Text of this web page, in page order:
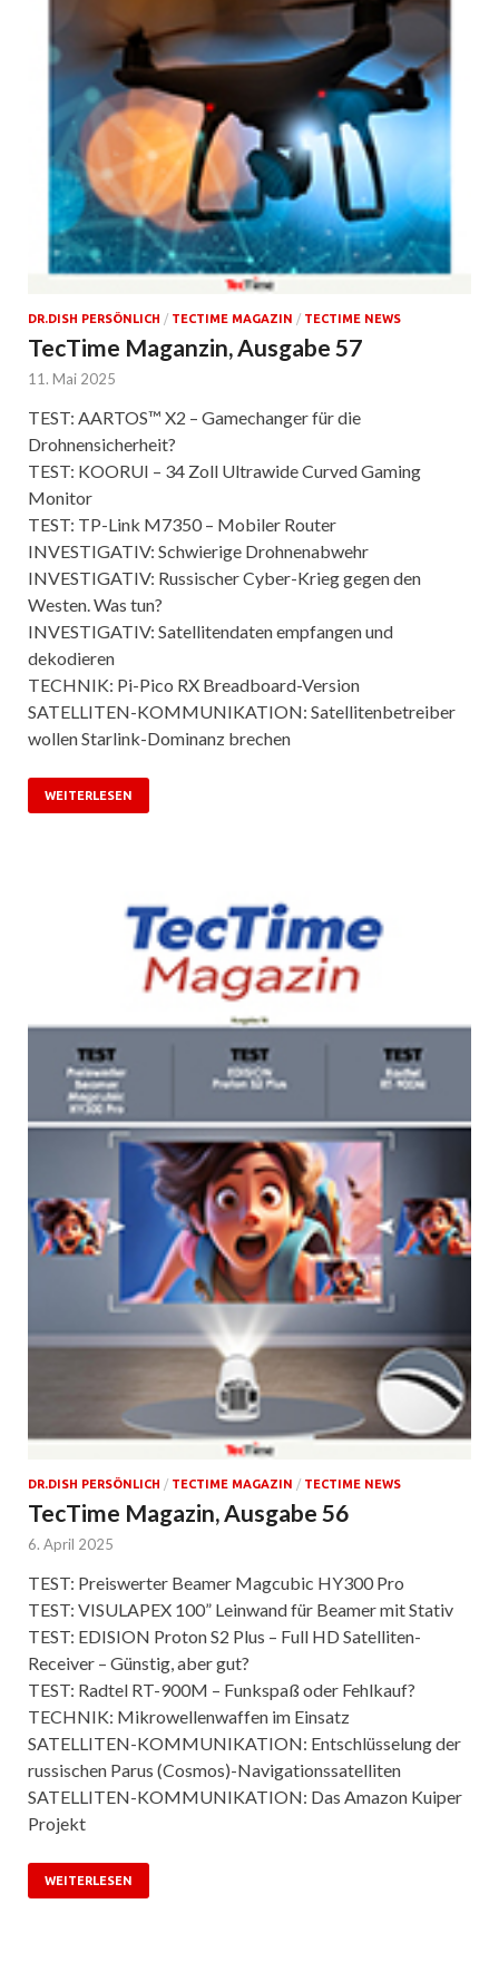
DR.DISH PERSÖNLICH / TECTIME MAGAZIN / TECTIME NEWS
TecTime Maganzin, Ausgabe 57
11. Mai 2025
TEST: AARTOS™ X2 – Gamechanger für die
Drohnensicherheit?
TEST: KOORUI – 34 Zoll Ultrawide Curved Gaming
Monitor
TEST: TP-Link M7350 – Mobiler Router
INVESTIGATIV: Schwierige Drohnenabwehr
INVESTIGATIV: Russischer Cyber-Krieg gegen den
Westen. Was tun?
INVESTIGATIV: Satellitendaten empfangen und
dekodieren
TECHNIK: Pi-Pico RX Breadboard-Version
SATELLITEN-KOMMUNIKATION: Satellitenbetreiber
wollen Starlink-Dominanz brechen
WEITERLESEN
DR.DISH PERSÖNLICH / TECTIME MAGAZIN / TECTIME NEWS
TecTime Magazin, Ausgabe 56
6. April 2025
TEST: Preiswerter Beamer Magcubic HY300 Pro
TEST: VISULAPEX 100” Leinwand für Beamer mit Stativ
TEST: EDISION Proton S2 Plus – Full HD Satelliten-
Receiver – Günstig, aber gut?
TEST: Radtel RT-900M – Funkspaß oder Fehlkauf?
TECHNIK: Mikrowellenwaffen im Einsatz
SATELLITEN-KOMMUNIKATION: Entschlüsselung der
russischen Parus (Cosmos)-Navigationssatelliten
SATELLITEN-KOMMUNIKATION: Das Amazon Kuiper
Projekt
WEITERLESEN